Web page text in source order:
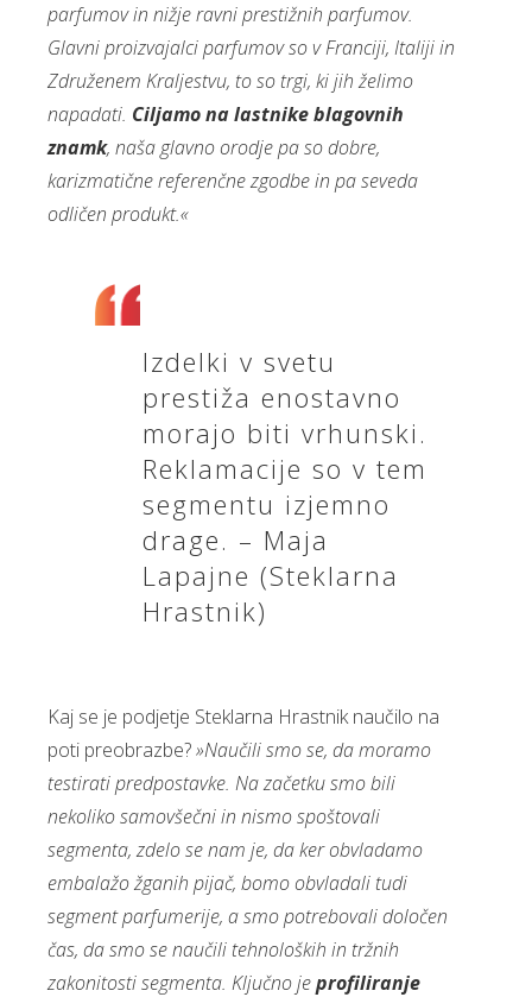
parfumov in nižje ravni prestižnih parfumov.
Glavni proizvajalci parfumov so v Franciji, Italiji in
Združenem Kraljestvu, to so trgi, ki jih želimo
napadati. Ciljamo na lastnike blagovnih
znamk, naša glavno orodje pa so dobre,
karizmatične referenčne zgodbe in pa seveda
odličen produkt.«
Izdelki v svetu
prestiža enostavno
morajo biti vrhunski.
Reklamacije so v tem
segmentu izjemno
drage. – Maja
Lapajne (Steklarna
Hrastnik)
Kaj se je podjetje Steklarna Hrastnik naučilo na
poti preobrazbe?»Naučili smo se, da moramo
testirati predpostavke. Na začetku smo bili
nekoliko samovšečni in nismo spoštovali
segmenta, zdelo se nam je, da ker obvladamo
embalažo žganih pijač, bomo obvladali tudi
segment parfumerije, a smo potrebovali določen
čas, da smo se naučili tehnoloških in tržnih
zakonitosti segmenta. Ključno jeprofiliranje